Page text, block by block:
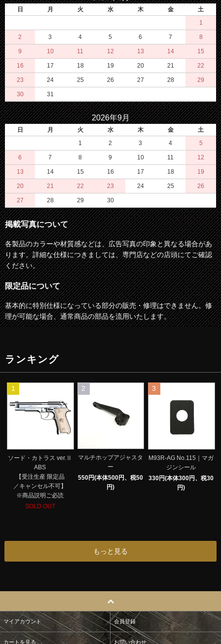
日 月 火 水 木 金
土
1
2 3 4 5 6 7 8
9 10 11 12 13 14 15
16 17 18 19 20 21 22
23 24 25 26 27 28 29
30 31
2026年9月
日 月 火 水 木 金
土
1
2 3 4 5
6 7 8 9 10 11 12
13 14 15 16 17 18 19
20 21 22 23 24 25 26
27 28 29 30
掲載写真について
各製品のカラーや材質感などは、広告写真の印象と異なる場合があ
ります。詳細な仕様につきましては、専門店などの店頭にてご確認
ください。
限定品について
基本的に特別仕様になっている部分の販売・修理はできません。修
理が可能な場合、通常商品の部品を流用いたします。
ランキング
1
ソード・カトラス ver.Ⅱ
ABS
【受注生産 限定品
／キャンセル不可】
※商品説明ご必読
SOLD OUT
2
マルチホップアジャスタ
ー
550円(本体500円、税50
円)
3
M93R-AG No.115｜マガ
ジンシール
330円(本体300円、税30
円)
もっと見る
マイアカウント 会員登録
カートを見る お問い合わせ